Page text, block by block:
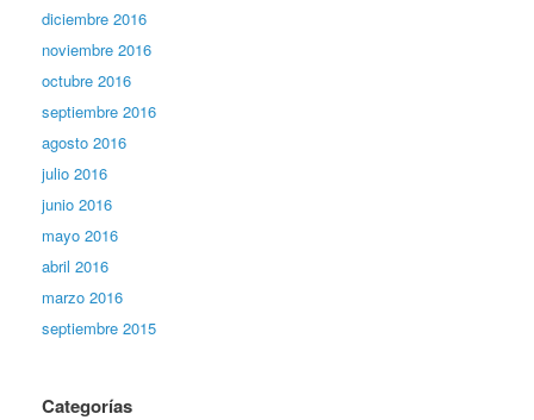
diciembre 2016
noviembre 2016
octubre 2016
septiembre 2016
agosto 2016
julio 2016
junio 2016
mayo 2016
abril 2016
marzo 2016
septiembre 2015
Categorías